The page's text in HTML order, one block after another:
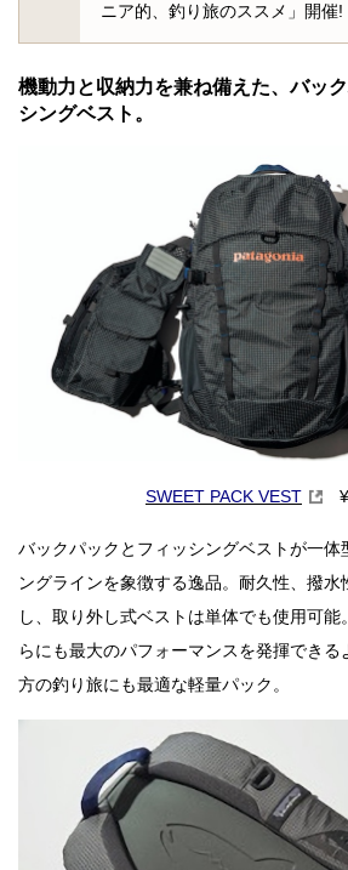
ニア的、釣り旅のススメ」開催!
機動力と収納力を兼ね備えた、バッ
シングベスト。
SWEET PACK VEST
バックパックとフィッシングベストが一体
ングラインを象徴する逸品。耐久性、撥水
し、取り外し式ベストは単体でも使用可
らにも最大のパフォーマンスを発揮でき
方の釣り旅にも最適な軽量パック。